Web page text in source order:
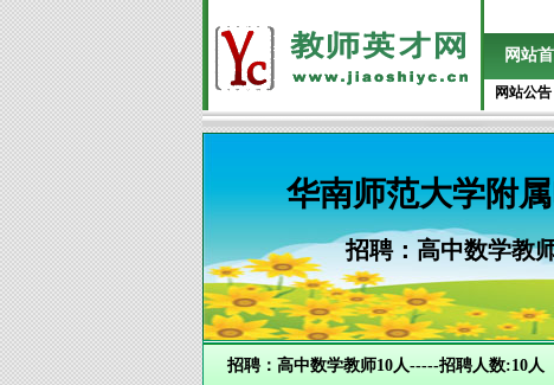
网站
网站公告
华南师范大学附
招聘：高中数学教
招聘：高中数学教师10人-----招聘人数:10人